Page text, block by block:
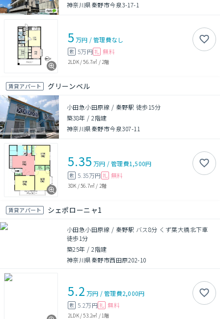
神奈川県秦野市今泉3-17-1
5 万円 /管理費なし
敷 5万円 礼 無料
2LDK/56.7㎡ / 2階
賃貸アパート グリーンベル
小田急小田原線 / 秦野駅 徒歩15分
築38年 /2階建
神奈川県秦野市今泉307-11
5.35 万円 /管理費1,500円
敷 5.35万円 礼 無料
3DK /56.7㎡ / 2階
賃貸アパート シェポローニャ1
小田急小田原線 / 秦野駅 バス8分 くず葉大橋北下車
徒歩1分
築25年 /2階建
神奈川県秦野市西田原202-10
5.2 万円 /管理費2,000円
敷 5.2万円 礼 無料
2LDK/53.2㎡ / 1階